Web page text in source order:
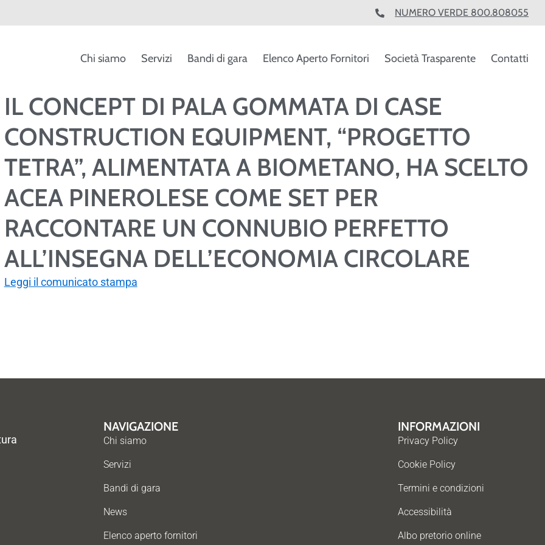
NUMERO VERDE 800.808055
Chi siamo Servizi Bandi di gara Elenco Aperto Fornitori Società Trasparente Contatti
IL CONCEPT DI PALA GOMMATA DI CASE
CONSTRUCTION EQUIPMENT, “PROGETTO
TETRA”, ALIMENTATA A BIOMETANO, HA SCELTO
ACEA PINEROLESE COME SET PER
RACCONTARE UN CONNUBIO PERFETTO
ALL’INSEGNA DELL’ECONOMIA CIRCOLARE
Leggi il comunicato stampa
NAVIGAZIONE
Chi siamo
Servizi
Bandi di gara
News
Elenco aperto fornitori
INFORMAZIONI
Privacy Policy
Cookie Policy
Termini e condizioni
Accessibilità
Albo pretorio online